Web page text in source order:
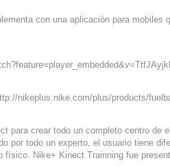
con una aplicación para mobiles
nikeplus.nike.com/plus/products/
para crear todo un completo centro de
por todo un experto, el usuario tiene
físico. Nike+ Kinect Trainning fue